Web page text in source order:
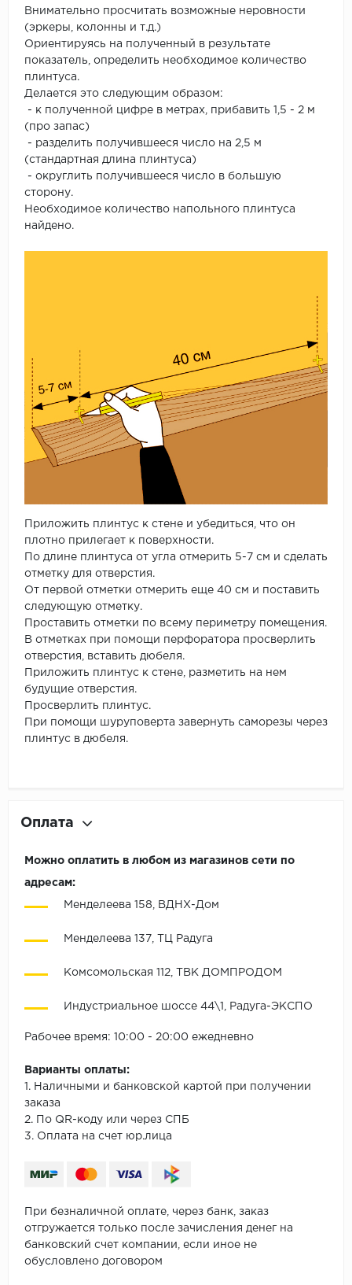
Внимательно просчитать возможные неровности
(эркеры, колонны и т.д.)
Ориентируясь на полученный в результате
показатель, определить необходимое количество
плинтуса.
Делается это следующим образом:
- к полученной цифре в метрах, прибавить 1,5 - 2 м
(про запас)
- разделить получившееся число на 2,5 м
(стандартная длина плинтуса)
- округлить получившееся число в большую
сторону.
Необходимое количество напольного плинтуса
найдено.
Приложить плинтус к стене и убедиться, что он
плотно прилегает к поверхности.
По длине плинтуса от угла отмерить 5-7 см и сделать
отметку для отверстия.
От первой отметки отмерить еще 40 см и поставить
следующую отметку.
Проставить отметки по всему периметру помещения.
В отметках при помощи перфоратора просверлить
отверстия, вставить дюбеля.
Приложить плинтус к стене, разметить на нем
будущие отверстия.
Просверлить плинтус.
При помощи шуруповерта завернуть саморезы через
плинтус в дюбеля.
Оплата
Можно оплатить в любом из магазинов сети по
адресам:
Менделеева 158, ВДНХ-Дом
Менделеева 137, ТЦ Радуга
Комсомольская 112, ТВК ДОМПРОДОМ
Индустриальное шоссе 44\1, Радуга-ЭКСПО
Рабочее время: 10:00 - 20:00 ежедневно
Варианты оплаты:
1. Наличными и банковской картой при получении
заказа
2. По QR-коду или через СПБ
3. Оплата на счет юр.лица
При безналичной оплате, через банк, заказ
отгружается только после зачисления денег на
банковский счет компании, если иное не
обусловлено договором